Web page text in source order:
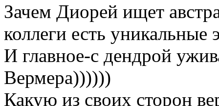
Зачем Диорей ищет
коллеги есть уникальные
И главное-с дендрой
Вермера))))))
Какую из своих сторон